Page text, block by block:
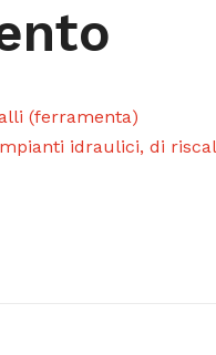
(ferramenta)
idraulici, di